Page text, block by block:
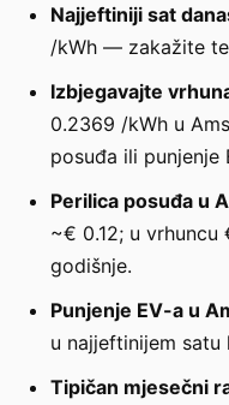
Najjeftiniji sat
/kWh — zakažite
Izbjegavajte
0.2369 /kWh u
posuđa ili punjenje
Perilica posuđa u
~€ 0.12; u
godišnje.
Punjenje EV-a u
u najjeftinijem
Tipičan mjesečni